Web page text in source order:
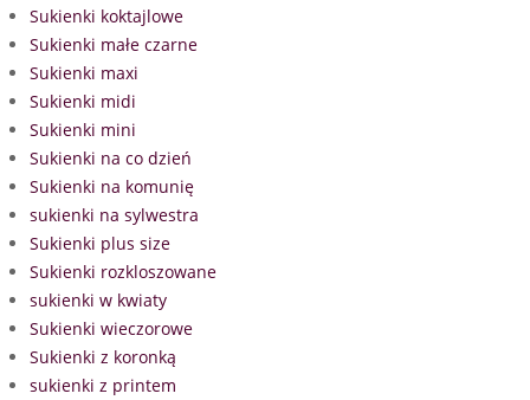
Sukienki koktajlowe
Sukienki małe czarne
Sukienki maxi
Sukienki midi
Sukienki mini
Sukienki na co dzień
Sukienki na komunię
sukienki na sylwestra
Sukienki plus size
Sukienki rozkloszowane
sukienki w kwiaty
Sukienki wieczorowe
Sukienki z koronką
sukienki z printem